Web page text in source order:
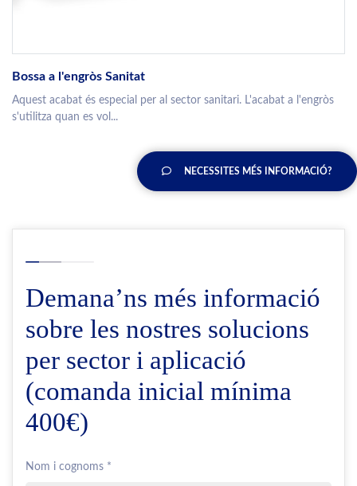
Bossa a l'engròs Sanitat
Aquest acabat és especial per al sector sanitari. L'acabat a l'engròs
s'utilitza quan es vol...
NECESSITES MÉS INFORMACIÓ?
Demana’ns més informació
sobre les nostres solucions
per sector i aplicació
(comanda inicial mínima
400€)
Nom i cognoms *